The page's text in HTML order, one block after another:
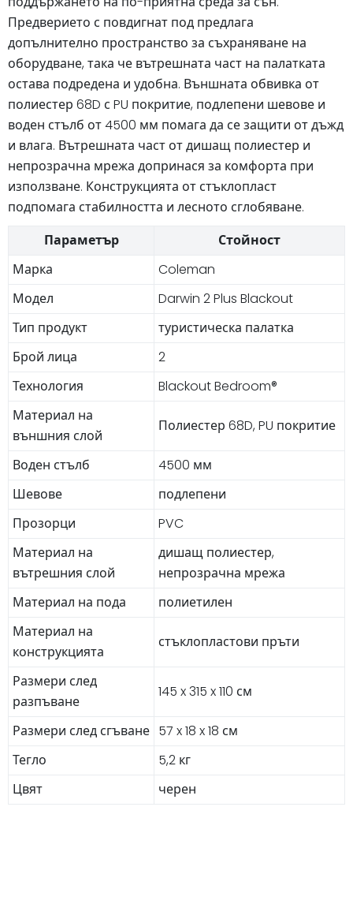
Предверието с повдигнат под предлага
допълнително пространство за съхраняване на
оборудване, така че вътрешната част на палатката
остава подредена и удобна. Външната обвивка от
полиестер 68D с PU покритие, подлепени шевове и
воден стълб от 4500 мм помага да се защити от дъжд
и влага. Вътрешната част от дишащ полиестер и
непрозрачна мрежа допринася за комфорта при
използване. Конструкцията от стъклопласт
подпомага стабилността и лесното сглобяване.
Параметър
Стойност
Марка
Coleman
Модел
Darwin 2 Plus Blackout
Тип продукт
туристическа палатка
Брой лица
2
Технология
Blackout Bedroom®
Материал на
външния слой
Полиестер 68D, PU покритие
Воден стълб
4500 мм
Шевове
подлепени
Прозорци
PVC
Материал на
вътрешния слой
дишащ полиестер,
непрозрачна мрежа
Материал на пода
полиетилен
Материал на
конструкцията
стъклопластови пръти
Размери след
разпъване
145 x 315 x 110 см
Размери след сгъване 57 x 18 x 18 см
Тегло
5,2 кг
Цвят
черен